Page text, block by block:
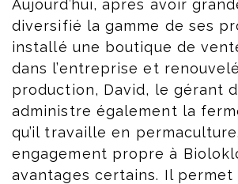
Aujourd’hui, après avoir
diversifié la gamme de ses
installé une boutique de
dans l’entreprise et
production, David, le gérant
administre également la
qu’il travaille en
engagement propre à
avantages certains. Il permet